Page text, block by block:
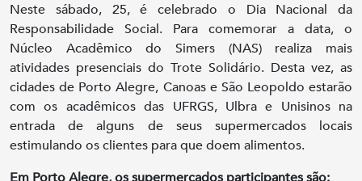
Neste sábado, 25, é celebrado o Dia Nacional da
Responsabilidade Social. Para comemorar a data, o
Núcleo Acadêmico do Simers (NAS) realiza mais
atividades presenciais do Trote Solidário. Desta vez, as
cidades de Porto Alegre, Canoas e São Leopoldo estarão
com os acadêmicos das UFRGS, Ulbra e Unisinos na
entrada de alguns de seus supermercados locais
estimulando os clientes para que doem alimentos.